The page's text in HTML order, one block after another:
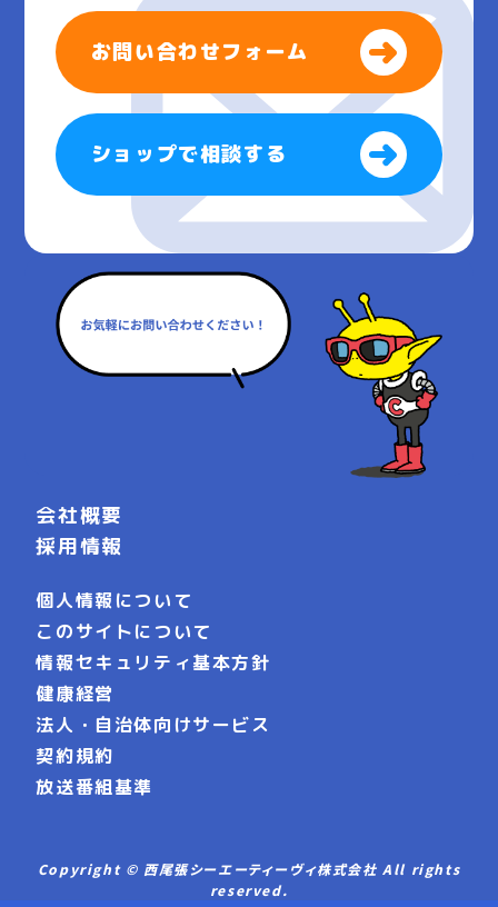
お問い合わせフォーム
ショップで相談する
会社概要
採用情報
個人情報について
このサイトについて
情報セキュリティ基本方針
健康経営
法人・自治体向けサービス
契約規約
放送番組基準
Copyright © 西尾張シーエーティーヴィ株式会社 All rights
reserved.